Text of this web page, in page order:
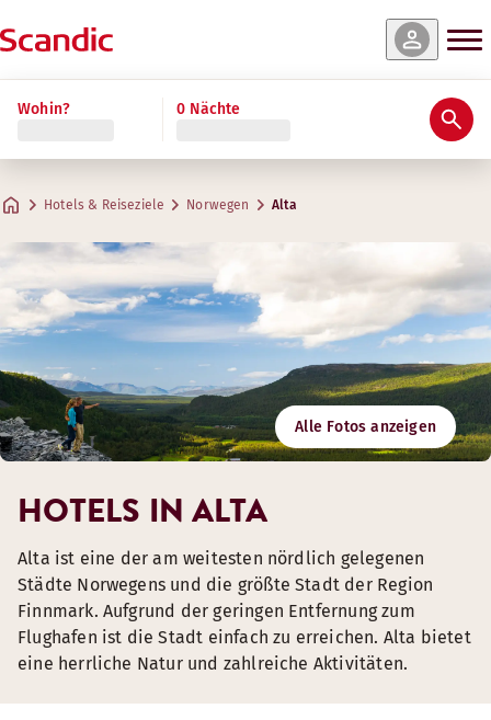
Wohin? 0 Nächte
Hotels & Reiseziele Norwegen Alta
Alle Fotos anzeigen
HOTELS IN ALTA
Alta ist eine der am weitesten nördlich gelegenen
Städte Norwegens und die größte Stadt der Region
Finnmark. Aufgrund der geringen Entfernung zum
Flughafen ist die Stadt einfach zu erreichen. Alta bietet
eine herrliche Natur und zahlreiche Aktivitäten.